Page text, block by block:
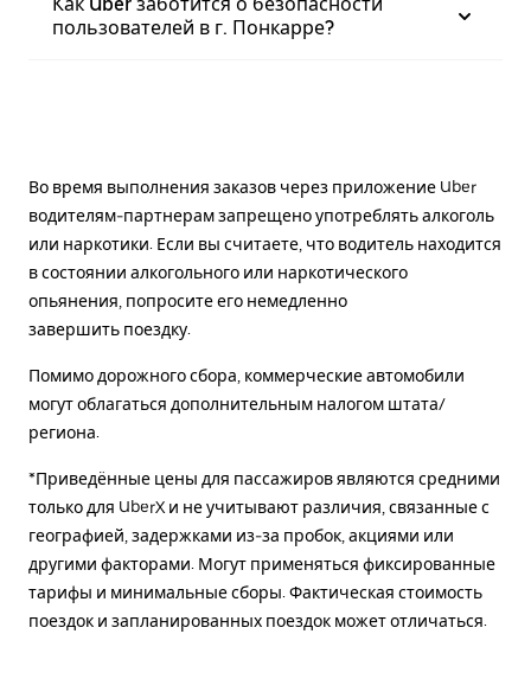
пользователей в г. Понкарре?
Во время выполнения заказов через приложение Uber
водителям-партнерам запрещено употреблять алкоголь
или наркотики. Если вы считаете, что водитель находится
в состоянии алкогольного или наркотического
опьянения, попросите его немедленно
завершить поездку.
Помимо дорожного сбора, коммерческие автомобили
могут облагаться дополнительным налогом штата/
региона.
*Приведённые цены для пассажиров являются средними
только для UberX и не учитывают различия, связанные с
географией, задержками из-за пробок, акциями или
другими факторами. Могут применяться фиксированные
тарифы и минимальные сборы. Фактическая стоимость
поездок и запланированных поездок может отличаться.